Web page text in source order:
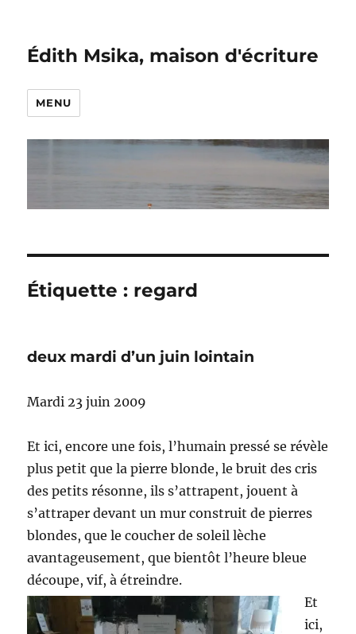
Édith Msika, maison d'écriture
MENU
Étiquette : regard
deux mardi d’un juin lointain
Mardi 23 juin 2009
Et ici, encore une fois, l’humain pressé se révèle
plus petit que la pierre blonde, le bruit des cris
des petits résonne, ils s’attrapent, jouent à
s’attraper devant un mur construit de pierres
blondes, que le coucher de soleil lèche
avantageusement, que bientôt l’heure bleue
découpe, vif, à étreindre.
Et
ici,